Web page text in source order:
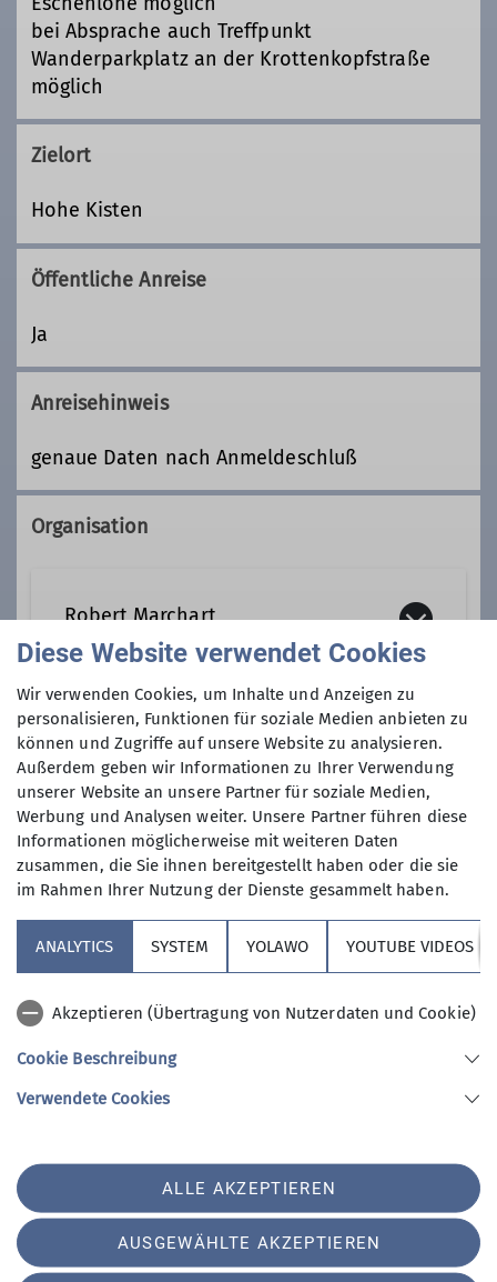
bei Absprache auch Treffpunkt
Wanderparkplatz an der Krottenkopfstraße
möglich
Zielort
Hohe Kisten
Öffentliche Anreise
Ja
Anreisehinweis
genaue Daten nach Anmeldeschluß
Organisation
Robert Marchart
robert.marchart@dav-
vierseenland.de
Qualifikationen
Trainer*in C Bergwandern
Ämter
Schriftführer*in
Anmeldung bis
15.09.2025
Maximale Teilnehmeranzahl
6
Sektion Vierseenland des Deutschen Alpenvereins e.V.
Hauptstraße 42
82229 Seefeld
Telefon +4981529839280
Diese Website verwendet Cookies
Wir verwenden Cookies, um Inhalte und Anzeigen zu
personalisieren, Funktionen für soziale Medien anbieten zu
können und Zugriffe auf unsere Website zu analysieren.
Außerdem geben wir Informationen zu Ihrer Verwendung
unserer Website an unsere Partner für soziale Medien,
Werbung und Analysen weiter. Unsere Partner führen diese
Informationen möglicherweise mit weiteren Daten
zusammen, die Sie ihnen bereitgestellt haben oder die sie
im Rahmen Ihrer Nutzung der Dienste gesammelt haben.
ANALYTICS SYSTEM YOLAWO YOUTUBE VIDEOS
Akzeptieren (Übertragung von Nutzerdaten und Cookie)
Cookie Beschreibung
Verwendete Cookies
ALLE AKZEPTIEREN
AUSGEWÄHLTE AKZEPTIEREN